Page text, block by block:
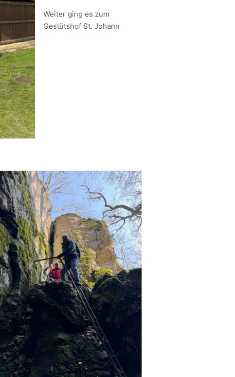
Weiter ging es zum
Gestütshof St. Johann